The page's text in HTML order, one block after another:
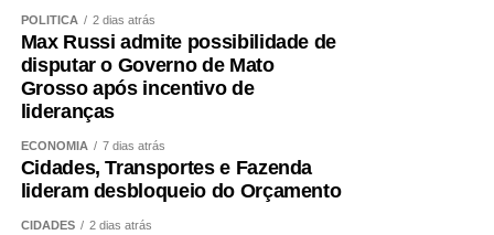
o jogo segue. Na política, há sempre quem queira rever o
lance mais uma vez, como se um novo replay tivesse o
poder de mudar um resultado já homologado, apenas
porque o placar não saiu como a “torcida” esperava. No
futebol, isso é apenas inconformismo. Na política, é a
recusa em aceitar que o apito final também vale para as
eleições. É assim que o“nós contra eles” continua
o único vencedor, independentemente de quem vença
nas urnas.
POLÍTICA 2 dias atrás
Max Russi admite possibilidade de
disputar o Governo de Mato
Grosso após incentivo de
lideranças
ECONOMIA 7 dias atrás
Cidades, Transportes e Fazenda
lideram desbloqueio do Orçamento
CIDADES 2 dias atrás